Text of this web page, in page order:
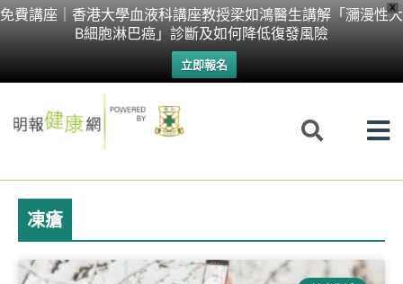
X
免費講座｜香港大學血液科講座教授梁如鴻醫生講解「瀰漫性大
B細胞淋巴癌」診斷及如何降低復發風險
立即報名
Skip
凍瘡